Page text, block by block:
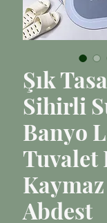
Şık
Sihirli
Banyo
Tuvalet
Abdest